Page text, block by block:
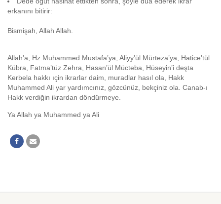
erkanını bitirir:
Bismişah, Allah Allah.
Allah’a, Hz.Muhammed Mustafa’ya, Aliyy’ül Mürteza’ya, Hatice’tül
Kübra, Fatma’tüz Zehra, Hasan’ül Mücteba, Hüseyin’i deşta
Kerbela hakkı ıçin ikrarlar daim, muradlar hasıl ola, Hakk
Muhammed Ali yar yardımcınız, gözcünüz, bekçiniz ola. Canab-ı
Hakk verdiğin ikrardan döndürmeye.
Ya Allah ya Muhammed ya Ali